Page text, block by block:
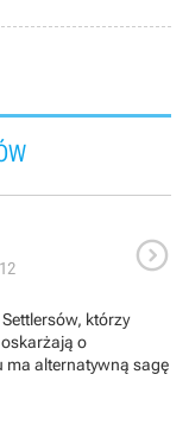

którzy
o
ma alternatywną sagę